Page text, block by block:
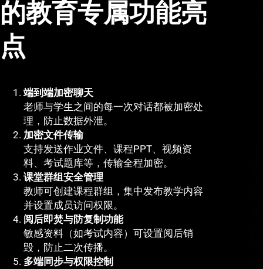
的教育专属功能亮
点
端到端加密聊天
老师与学生之间的每一次对话都被加密处
理，防止数据外泄。
加密文件传输
支持发送作业文件、课程PPT、视频资
料、考试题库等，传输全程加密。
课堂群组安全管理
教师可创建课程群组，集中发布教学内容
并设置成员访问权限。
阅后即焚与防复制功能
敏感资料（如考试内容）可设置阅后销
毁，防止二次传播。
多端同步与权限控制